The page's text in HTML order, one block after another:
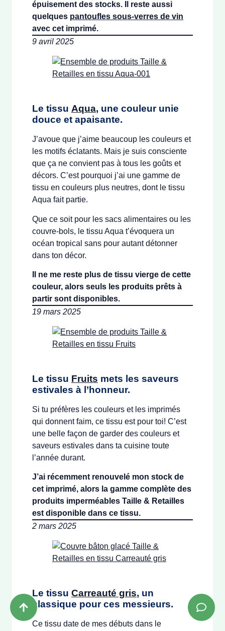
épuisement des stocks. Il reste aussi
quelques pantoufles sous-verres de vin
avec cet imprimé.
9 avril 2025
Le tissu Aqua, une couleur unie
douce et apaisante.
J’avoue que j’aime beaucoup les couleurs et
les motifs éclatants. Mais je suis consciente
que ça ne convient pas à tous les goûts et
décors. C’est pourquoi j’ai une gamme de
tissu en couleurs plus neutres, dont le tissu
Aqua fait partie.
Que ce soit pour les sacs alimentaires ou les
couvre-bols, le tissu Aqua t’évoquera un
océan tropical sans pour autant détonner
dans ton décor.
Il ne me reste plus de tissu vierge de cette
couleur, alors seuls les produits prêts à
partir sont disponibles.
19 mars 2025
Le tissu Fruits mets les saveurs
estivales à l’honneur.
Si tu préfères les couleurs et les imprimés
qui donnent faim, ce tissu est pour toi! C’est
une belle façon de garder des couleurs et
saveurs estivales dans ta cuisine toute
l’année durant.
J’ai récemment renouvelé mon stock de
cet imprimé, alors la gamme complète des
produits imperméables Taille & Retailles
est disponible dans ce tissu.
2 mars 2025
Le tissu Carreauté gris, un
classique pour ces messieurs.
Ce tissu date de mes débuts dans le